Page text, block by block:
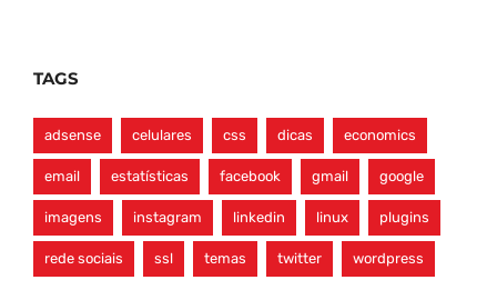
TAGS
adsense celulares css dicas economics
email estatísticas facebook gmail google
imagens instagram linkedin linux plugins
rede sociais ssl temas twitter wordpress